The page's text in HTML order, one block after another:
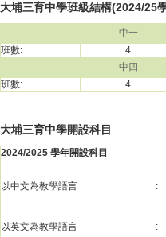
大埔三育中學班級結構(2024/25
中一
班數:
4
中四
班數:
4
大埔三育中學開設科目
2024/2025 學年開設科目
以中文為教學語言 :
以英文為教學語言 :